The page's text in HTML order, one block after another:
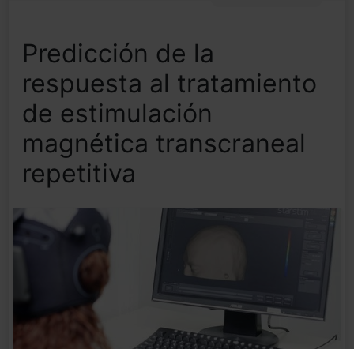
Predicción de la
respuesta al tratamiento
de estimulación
magnética transcraneal
repetitiva